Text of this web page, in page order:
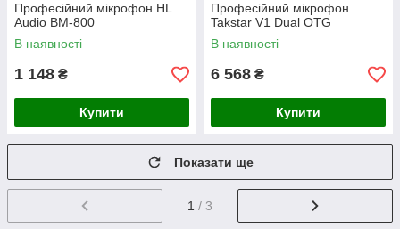
Професійний мікрофон HL
Audio BM-800
В наявності
1 148 ₴
Купити
Професійний мікрофон
Takstar V1 Dual OTG
В наявності
6 568 ₴
Купити
Показати ще
1 / 3